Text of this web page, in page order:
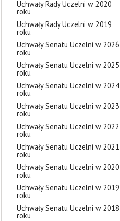
Uchwały Rady Uczelni w 2020
roku
Uchwały Rady Uczelni w 2019
roku
Uchwały Senatu Uczelni w 2026
roku
Uchwały Senatu Uczelni w 2025
roku
Uchwały Senatu Uczelni w 2024
roku
Uchwały Senatu Uczelni w 2023
roku
Uchwały Senatu Uczelni w 2022
roku
Uchwały Senatu Uczelni w 2021
roku
Uchwały Senatu Uczelni w 2020
roku
Uchwały Senatu Uczelni w 2019
roku
Uchwały Senatu Uczelni w 2018
roku